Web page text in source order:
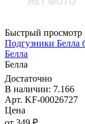
Быстрый просмотр
Подгузники
Белла
Белла
Достаточно
В наличии: 7.166
Арт. KF-00026727
Цена